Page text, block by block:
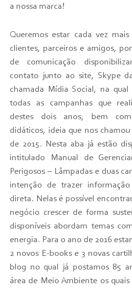
a nossa marca!
Queremos estar cada vez
clientes, parceiros e amigos,
de comunicação
contato junto ao site, Skype
chamada Mídia Social, na
todas as campanhas que
destes dois anos, bem
didáticos, ideia que nos
de 2015. Nesta aba já estão
intitulado
Manual de
Perigosos – Lâmpadas e duas
intenção de trazer
direta. Nelas é possível
negócio crescer de forma
disponíveis abordam temas
energia. Para o ano de 2016
2 novos E-books e 3 novas
blog no qual já postamos 85
área de Meio Ambiente os